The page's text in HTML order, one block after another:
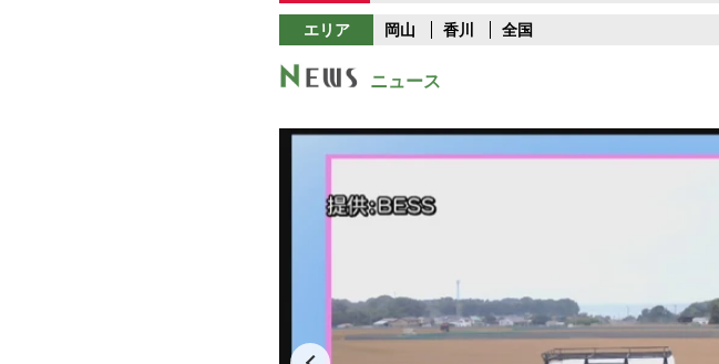
エリア 岡山 香川 全国
ニュース
Play